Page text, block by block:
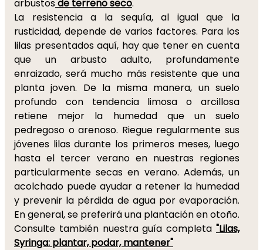
arbustosde terreno seco.
La resistencia a la sequía, al igual que la
rusticidad, depende de varios factores. Para los
lilas presentados aquí, hay que tener en cuenta
que un arbusto adulto, profundamente
enraizado, será mucho más resistente que una
planta joven. De la misma manera, un suelo
profundo con tendencia limosa o arcillosa
retiene mejor la humedad que un suelo
pedregoso o arenoso. Riegue regularmente sus
jóvenes lilas durante los primeros meses, luego
hasta el tercer verano en nuestras regiones
particularmente secas en verano. Además, un
acolchado puede ayudar a retener la humedad
y prevenir la pérdida de agua por evaporación.
En general, se preferirá una plantación en otoño.
Consulte también nuestra guía completa "Lilas,
Syringa: plantar, podar, mantener"